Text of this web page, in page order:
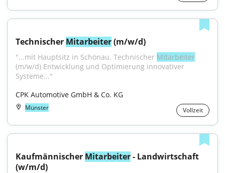
Technischer Mitarbeiter (m/w/d)
"...mit Hauptsitz in Schönau. Technischer Mitarbeiter
(m/w/d) Entwicklung und Optimierung innovativer
Systeme..."
CPK Automotive GmbH & Co. KG
Münster Vollzeit
Kaufmännischer Mitarbeiter - Landwirtschaft
(w/m/d)